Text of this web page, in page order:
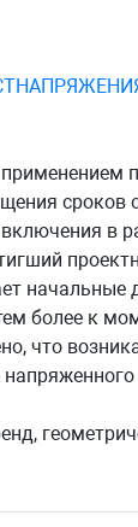
сроков
в
более к
что